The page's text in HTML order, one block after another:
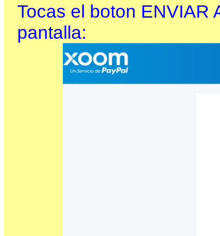
Tocas el boton ENVIAR
pantalla: